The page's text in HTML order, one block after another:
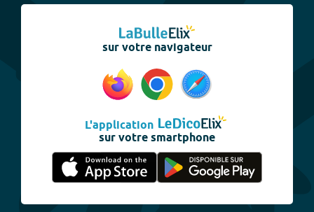
sur votre navigateur
L'application
sur votre smartphone